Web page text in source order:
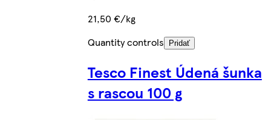
21,50 €/kg
Quantity controls
Pridať
Tesco Finest Údená šunka
s rascou 100 g